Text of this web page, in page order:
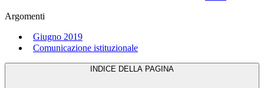
Argomenti
Giugno 2019
Comunicazione istituzionale
INDICE DELLA PAGINA